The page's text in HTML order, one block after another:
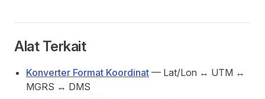
Alat Terkait
Konverter Format Koordinat — Lat/Lon ↔ UTM ↔
MGRS ↔ DMS